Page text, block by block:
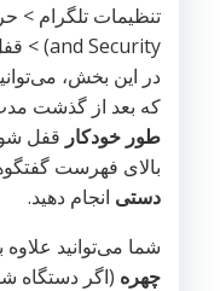
در این بخش،
که بعد از گذشت
طور خودکار قفل
بالای فهرست
دستی انجام دهید.
شما می‌توانید علاوه
چهره (اگر دستگاه